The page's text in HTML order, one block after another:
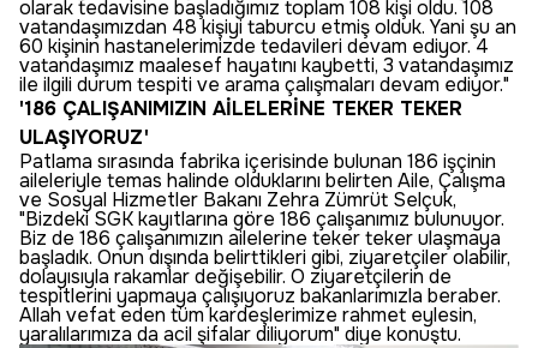
olarak tedavisine başladığımız toplam 108 kişi oldu. 108
vatandaşımızdan 48 kişiyi taburcu etmiş olduk. Yani şu an
60 kişinin hastanelerimizde tedavileri devam ediyor. 4
vatandaşımız maalesef hayatını kaybetti, 3 vatandaşımız
ile ilgili durum tespiti ve arama çalışmaları devam ediyor."
'186 ÇALIŞANIMIZIN AİLELERİNE TEKER TEKER
ULAŞIYORUZ'
Patlama sırasında fabrika içerisinde bulunan 186 işçinin
aileleriyle temas halinde olduklarını belirten Aile, Çalışma
ve Sosyal Hizmetler Bakanı Zehra Zümrüt Selçuk,
"Bizdeki SGK kayıtlarına göre 186 çalışanımız bulunuyor.
Biz de 186 çalışanımızın ailelerine teker teker ulaşmaya
başladık. Onun dışında belirttikleri gibi, ziyaretçiler olabilir,
dolayısıyla rakamlar değişebilir. O ziyaretçilerin de
tespitlerini yapmaya çalışıyoruz bakanlarımızla beraber.
Allah vefat eden tüm kardeşlerimize rahmet eylesin,
yaralılarımıza da acil şifalar diliyorum" diye konuştu.